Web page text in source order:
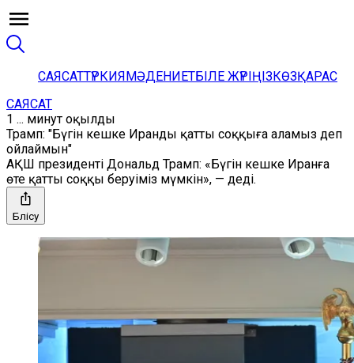
САЯСАТТҮРКИЯМӘДЕНИЕТБІЛЕ ЖҮРІҢІЗКӨЗҚАРАС
САЯСАТ
1 ... минут оқылды
Трамп: "Бүгін кешке Иранды қатты соққыға аламыз деп
ойлаймын"
АҚШ президенті Дональд Трамп: «Бүгін кешке Иранға
өте қатты соққы беруіміз мүмкін», — деді.
Бөлісу